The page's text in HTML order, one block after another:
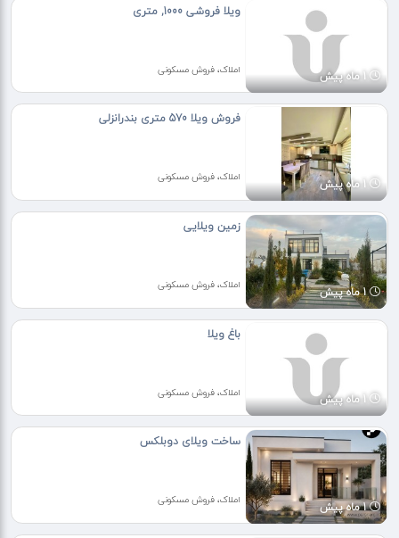
1 ماه پیش
ویلا فروشی 1000, متری
املاک، فروش مسکونی
1 ماه پیش
فروش ویلا 570 متری بندرانزلی
املاک، فروش مسکونی
1 ماه پیش
زمین ویلایی
املاک، فروش مسکونی
1 ماه پیش
باغ ویلا
املاک، فروش مسکونی
1 ماه پیش
ساخت ویلای دوبلکس
املاک، فروش مسکونی